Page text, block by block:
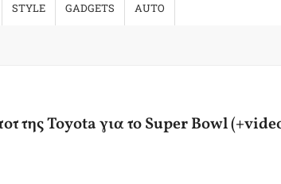
STYLE GADGETS AUTO
της Toyota για το Super Bowl